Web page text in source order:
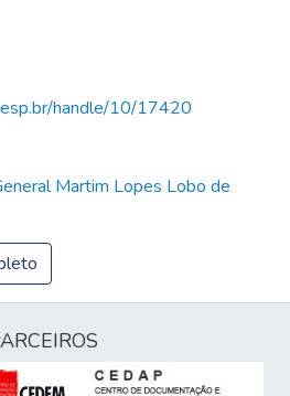
handle/10/17420
Martim Lopes Lobo de